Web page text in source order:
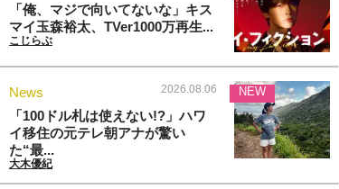
「俺、マジで向いてないな」キス
マイ玉森裕太、TVer1000万再生...
こじらぶ
News 2026.08.06
「100ドル札は使えない!?」ハワ
イ移住の元テレ朝アナが驚い
た“最...
大木優紀
NEW